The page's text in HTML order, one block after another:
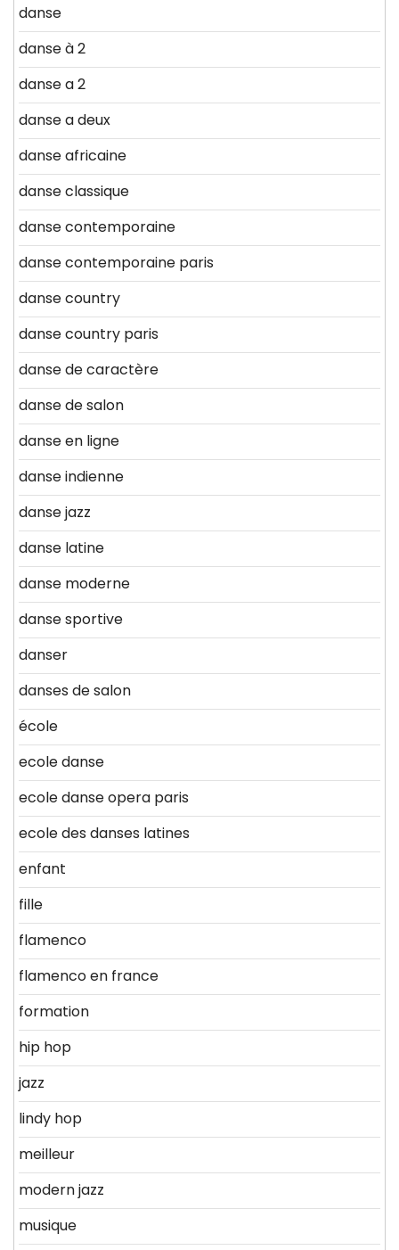
danse
danse à 2
danse a 2
danse a deux
danse africaine
danse classique
danse contemporaine
danse contemporaine paris
danse country
danse country paris
danse de caractère
danse de salon
danse en ligne
danse indienne
danse jazz
danse latine
danse moderne
danse sportive
danser
danses de salon
école
ecole danse
ecole danse opera paris
ecole des danses latines
enfant
fille
flamenco
flamenco en france
formation
hip hop
jazz
lindy hop
meilleur
modern jazz
musique